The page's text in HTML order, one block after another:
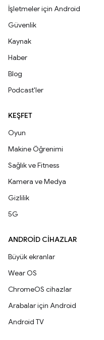
İşletmeler için Android
Güvenlik
Kaynak
Haber
Blog
Podcast'ler
KEŞFET
Oyun
Makine Öğrenimi
Sağlık ve Fitness
Kamera ve Medya
Gizlilik
5G
ANDROID CIHAZLAR
Büyük ekranlar
Wear OS
ChromeOS cihazlar
Arabalar için Android
Android TV